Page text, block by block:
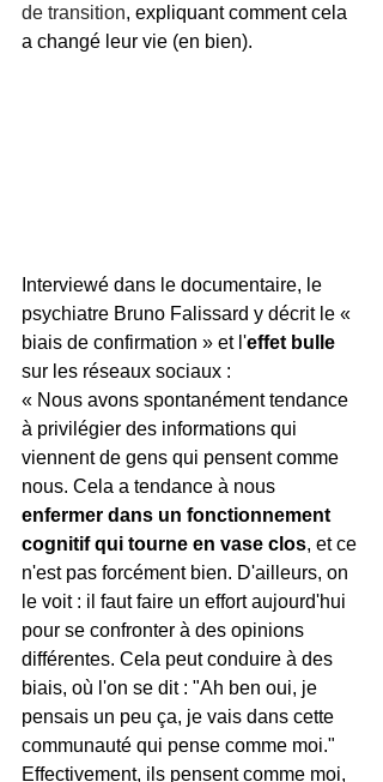
de transition, expliquant comment cela
a changé leur vie (en bien).
Interviewé dans le documentaire, le
psychiatre Bruno Falissard y décrit le «
biais de confirmation » et l'effet bulle
sur les réseaux sociaux :
« Nous avons spontanément tendance
à privilégier des informations qui
viennent de gens qui pensent comme
nous. Cela a tendance à nous
enfermer dans un fonctionnement
cognitif qui tourne en vase clos, et ce
n'est pas forcément bien. D'ailleurs, on
le voit : il faut faire un effort aujourd'hui
pour se confronter à des opinions
différentes. Cela peut conduire à des
biais, où l'on se dit : "Ah ben oui, je
pensais un peu ça, je vais dans cette
communauté qui pense comme moi."
Effectivement, ils pensent comme moi,